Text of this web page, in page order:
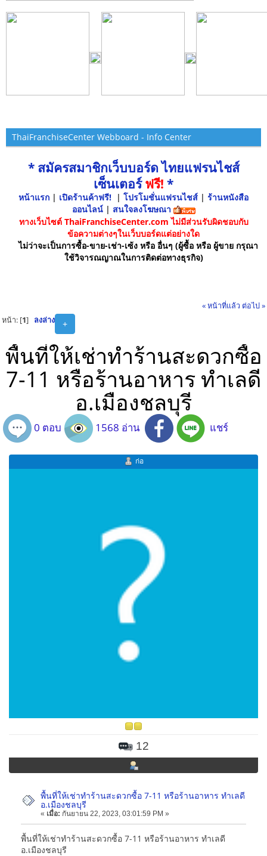
ThaiFranchiseCenter Webboard - Info Center
* สมัครสมาชิกเว็บบอร์ด ไทยแฟรนไชส์
เซ็นเตอร์ฟรี! *
หน้าแรก | เปิดร้านค้าฟรี! | โปรโมชั่นแฟรนไชส์ | ร้านหนังสือ
ออนไลน์ | สนใจลงโฆษณา
ทางเว็บไซต์ ThaiFranchiseCenter.com ไม่มีส่วนรับผิดชอบกับ
ข้อความต่างๆในเว็บบอร์ดแต่อย่างใด
ไม่ว่าจะเป็นการซื้อ-ขาย-เช่า-เซ้ง หรือ อื่นๆ (ผู้ซื้อ หรือ ผู้ขาย กรุณา
ใช้วิจารณญาณในการติดต่อทางธุรกิจ)
« หน้าที่แล้ว ต่อไป »
+
หน้า: [1] ลงล่าง
พื้นที่ให้เช่าทำร้านสะดวกซื้อ
7-11 หรือร้านอาหาร ทำเลดี
อ.เมืองชลบุรี
0 ตอบ 1568 อ่าน แชร์
ก่อ
12
พื้นที่ให้เช่าทำร้านสะดวกซื้อ 7-11 หรือร้านอาหาร ทำเลดี
อ.เมืองชลบุรี
« เมื่อ: กันยายน 22, 2023, 03:01:59 PM »
พื้นที่ให้เช่าทำร้านสะดวกซื้อ 7-11 หรือร้านอาหาร ทำเลดี
อ.เมืองชลบุรี